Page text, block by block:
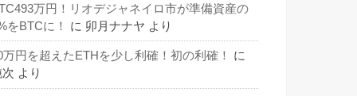
万円！リオデジャネイロ市が準備資産の
をBTCに！
に 卯月ナナヤ より
万円を超えたETHを少し利確！初の利確！
に
より